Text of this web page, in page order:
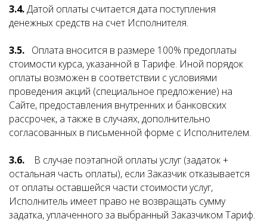
3.4.Датой оплаты считается дата поступления
денежных средств на счет Исполнителя.
3.5. Оплата вносится в размере 100% предоплаты
стоимости курса, указанной в Тарифе. Иной порядок
оплаты возможен в соответствии с условиями
проведения акций (специальное предложение) на
Сайте, предоставления внутренних и банковских
рассрочек, а также в случаях, дополнительно
согласованных в письменной форме с Исполнителем.
3.6. В случае поэтапной оплаты услуг (задаток +
остальная часть оплаты), если Заказчик отказывается
от оплаты оставшейся части стоимости услуг,
Исполнитель имеет право не возвращать сумму
задатка, уплаченного за выбранный Заказчиком Тариф.